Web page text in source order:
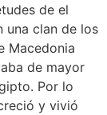
de el
una clan de los
Macedonia
de mayor
Por lo
y vivió